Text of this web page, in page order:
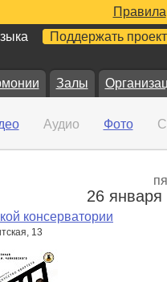
Правила
Поддержать проект
Залы
Аудио Фото
26 января
консерватории
13